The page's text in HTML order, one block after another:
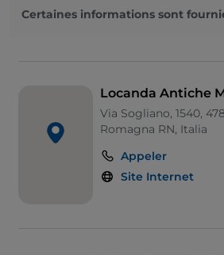
Certaines informations sont
Locanda Antiche
Via Sogliano, 1540,
Romagna RN, Italia
Appeler
Site Internet